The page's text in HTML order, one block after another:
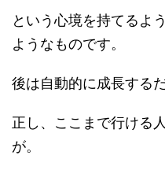
という心境を持てるよ
ようなものです。
後は自動的に成長するだ
正し、ここまで行ける
が。